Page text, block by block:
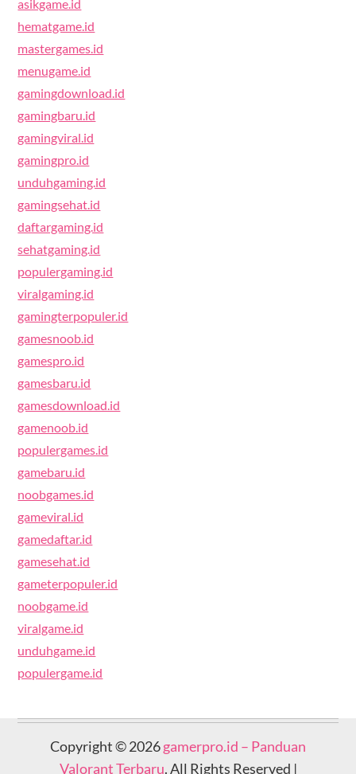
asikgame.id
hematgame.id
mastergames.id
menugame.id
gamingdownload.id
gamingbaru.id
gamingviral.id
gamingpro.id
unduhgaming.id
gamingsehat.id
daftargaming.id
sehatgaming.id
populergaming.id
viralgaming.id
gamingterpopuler.id
gamesnoob.id
gamespro.id
gamesbaru.id
gamesdownload.id
gamenoob.id
populergames.id
gamebaru.id
noobgames.id
gameviral.id
gamedaftar.id
gamesehat.id
gameterpopuler.id
noobgame.id
viralgame.id
unduhgame.id
populergame.id
Copyright © 2026gamerpro.id – Panduan
Valorant Terbaru. All Rights Reserved |